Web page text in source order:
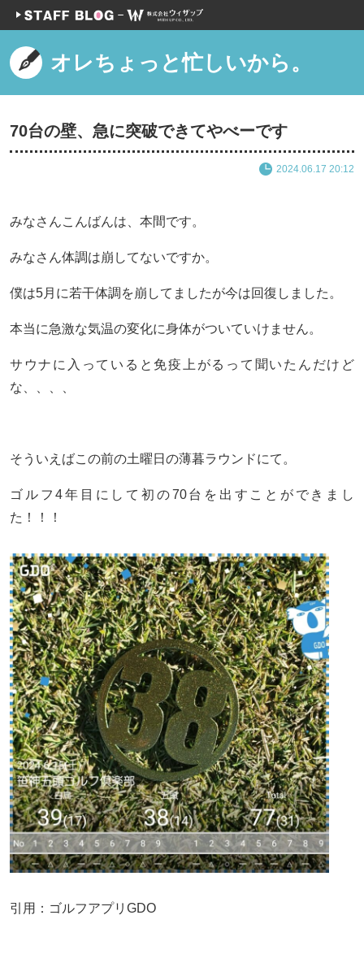
オレちょっと忙しいから。
70台の壁、急に突破できてやべーです
2024.06.17 20:12
みなさんこんばんは、本間です。
みなさん体調は崩してないですか。
僕は5月に若干体調を崩してましたが今は回復しました。
本当に急激な気温の変化に身体がついていけません。
サウナに入っていると免疫上がるって聞いたんだけど
な、、、、
そういえばこの前の土曜日の薄暮ラウンドにて。
ゴルフ4年目にして初の70台を出すことができまし
た！！！
引用：ゴルフアプリGDO